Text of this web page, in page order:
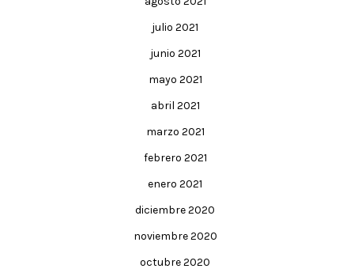
julio 2021
junio 2021
mayo 2021
abril 2021
marzo 2021
febrero 2021
enero 2021
diciembre 2020
noviembre 2020
octubre 2020